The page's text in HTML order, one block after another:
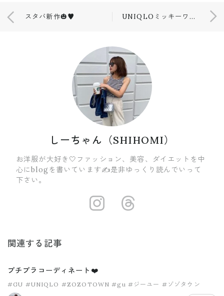
スタバ新作🎃♥︎ UNIQLOミッキーワンピース💙🖤
しーちゃん（SHIHOMI）
お洋服が大好き🤍ファッション、美容、ダイエットを中
心にblogを書いています✍️是非ゆっくり読んでいって
下さい。
https://
関連する記事
プチプラコーディネート❤️
#GU #UNIQLO #ZOZOTOWN #gu #ジーユー #ゾゾタウン